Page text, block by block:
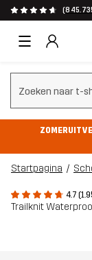
Zoeken wissen
Startpagina
4.7
Trailknit